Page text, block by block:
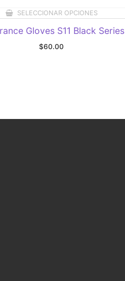
SELECCIONAR OPCIONES
Gloves S11 Black Series
$60.00